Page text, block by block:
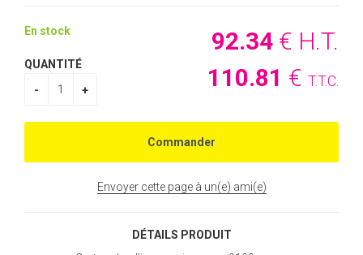
92.34 € H.T.
110.81 € T.T.C.
En stock
QUANTITÉ
Envoyer cette page à un(e) ami(e)
DÉTAILS PRODUIT